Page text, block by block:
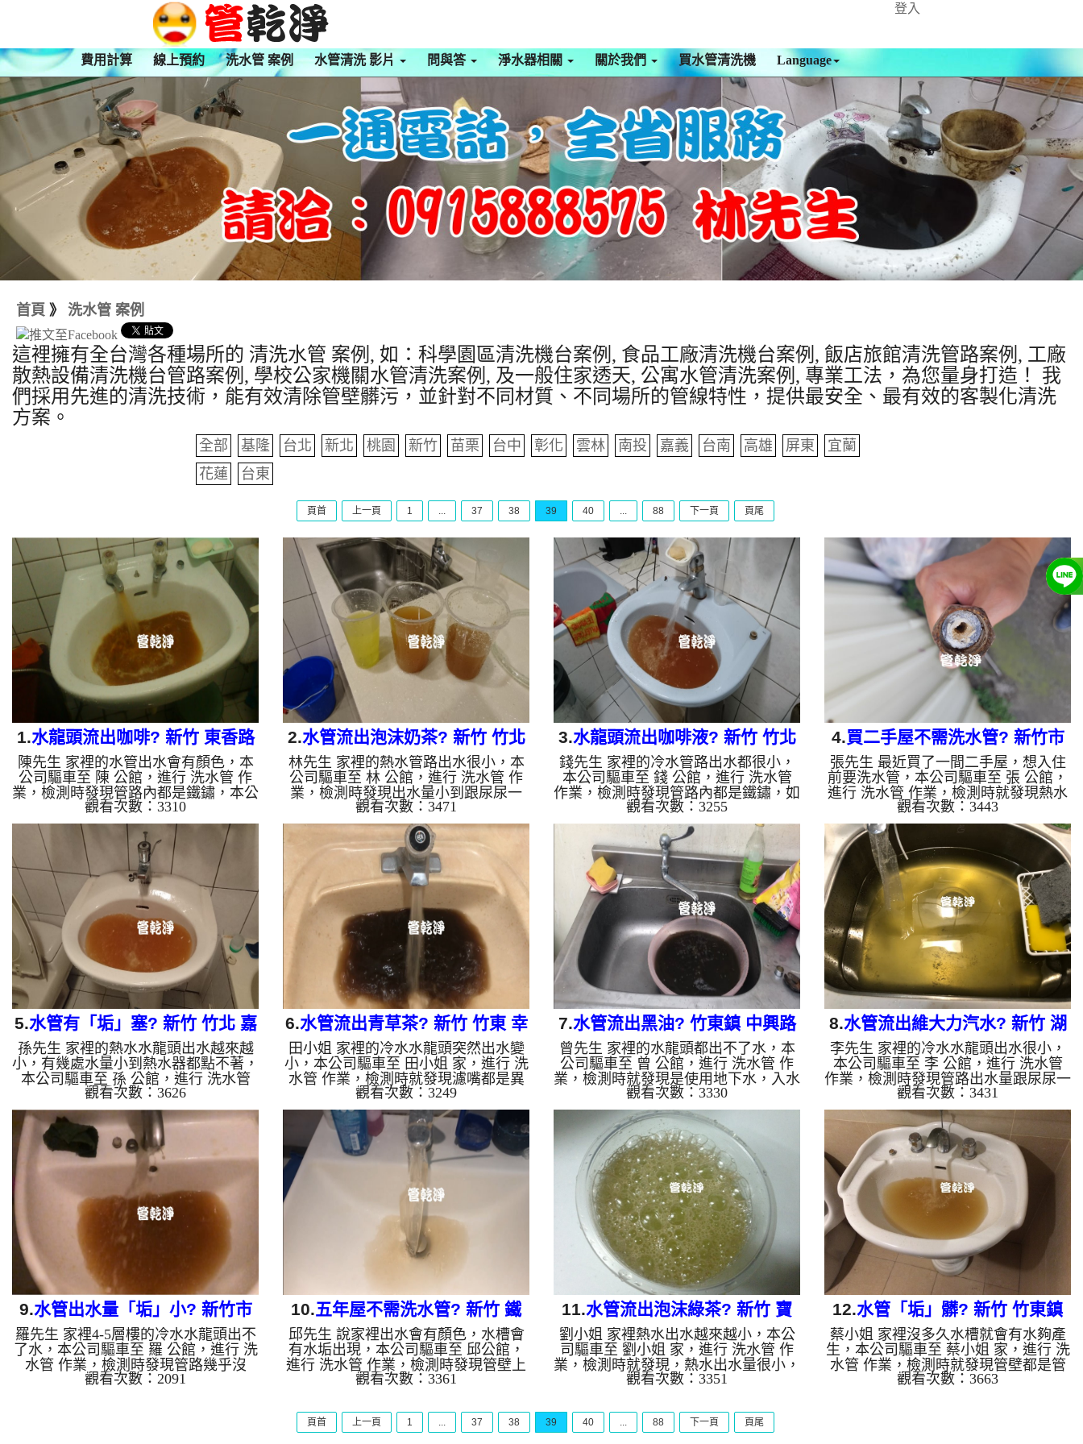
登入
費用計算 線上預約 洗水管 案例 水管清洗 影片 問與答 淨水器相關 關於我們 買水管清洗機 Language
首頁 》 洗水管 案例
這裡擁有全台灣各種場所的 清洗水管 案例, 如：科學園區清洗機台案例, 食品工廠清洗機台案例, 飯店旅館清洗管路案例, 工廠
散熱設備清洗機台管路案例, 學校公家機關水管清洗案例, 及一般住家透天, 公寓水管清洗案例, 專業工法，為您量身打造！ 我
們採用先進的清洗技術，能有效清除管壁髒污，並針對不同材質、不同場所的管線特性，提供最安全、最有效的客製化清洗
方案。
全部 基隆 台北 新北 桃園 新竹 苗栗 台中 彰化 雲林 南投 嘉義 台南 高雄 屏東
宜蘭
花蓮
台東
頁首 上一頁 1 ... 37 38 39 40 ... 88 下一頁 頁尾
1.水龍頭流出咖啡? 新竹 東香路
一段 清洗水管
陳先生 家裡的水管出水會有顏色，本
公司驅車至 陳 公館，進行 洗水管 作
業，檢測時發現管路內都是鐵鏽，本公
司架起 高周波水管清洗機，灌入 檸檬
酸水 至管路裡面，等了約15分，開
啟 水管清洗機 ，啟動 螺旋波 模式，
一開始就洗出黃棕色的髒水，像是咖啡
一樣，還噴出不少的異物，如下圖片影
片，兩個多小時後，水管洗乾淨水量也
恢復了!! 如是自來水，如水管老化，會
產生鐵鏽跟泥沙堆積，洗出來的水就會
是咖啡色，地下水含有氧化錳，管壁上
會結成黑色管垢，洗出來的水會跟石油
一樣黑，有些洗出綠色的水，是因為裡
面有...
觀看次數：3310
2.水管流出泡沫奶茶? 新竹 竹北
大同街 水管清洗
林先生 家裡的熱水管路出水很小，本
公司驅車至 林 公館，進行 洗水管 作
業，檢測時發現出水量小到跟尿尿一
樣，如下圖，本公司架起 高周波水管
清洗機，灌入 檸檬酸水 至管路裡面，
等了約15分，開啟 水管清洗機 ，啟動
螺旋波 模式，一開始就洗出黃色的髒
水，沒多久顏色就變深，看起來跟泡沫
奶茶一樣，如下圖片影片，兩個多小時
後，水變清澈出水量也恢復了!! 如是自
來水，如水管老化，會產生鐵鏽跟泥沙
堆積，洗出來的水就會是咖啡色，地下
水含有氧化錳，管壁上會結成黑色管
垢，洗出來的水會跟石油一樣黑，有些
洗出綠...
觀看次數：3471
3.水龍頭流出咖啡液? 新竹 竹北
新寮街 洗水管
錢先生 家裡的冷水管路出水都很小，
本公司驅車至 錢 公館，進行 洗水管
作業，檢測時發現管路內都是鐵鏽，如
下圖，本公司架起 高周波水管清洗
機，灌入 檸檬酸水 至管路裡面，等了
約15分，開啟 水管清洗機 ，啟動 螺旋
波 模式，一開始就洗出棕色的髒水，
看起來跟咖啡沒兩樣，還噴出不少的異
物，如下圖片影片，兩個多小時後，管
路清洗乾淨出水量也恢復了!! 如是自來
水，如水管老化，會產生鐵鏽跟泥沙堆
積，洗出來的水就會是咖啡色，地下水
含有氧化錳，管壁上會結成黑色管垢，
洗出來的水會跟石油一樣黑，有些洗出
綠色...
觀看次數：3255
4.買二手屋不需洗水管? 新竹市
光復路 清洗水管
張先生 最近買了一間二手屋，想入住
前要洗水管，本公司驅車至 張 公館，
進行 洗水管 作業，檢測時就發現熱水
軟管上都是碳酸鈣，本公司架起 高周
波水管清洗機，灌入 檸檬酸水 至管路
裡面，等了約15分，開啟 水管清洗機
，啟動 螺旋波 模式，一開始洗不出什
麼，沒多久就噴出黃棕色髒水，如下圖
片影片，一個多小時後，管路清洗乾淨
出水量也恢復了!! 如是自來水，如水管
老化，會產生鐵鏽跟泥沙堆積，洗出來
的水就會是咖啡色，地下水含有氧化
錳，管壁上會結成黑色管垢，洗出來的
水會跟石油一樣黑，有些洗出綠色的
水，是...
觀看次數：3443
5.水管有「垢」塞? 新竹 竹北 嘉
興路 水管清洗
孫先生 家裡的熱水水龍頭出水越來越
小，有幾處水量小到熱水器都點不著，
本公司驅車至 孫 公館，進行 洗水管
作業，檢測時發現蓮蓬頭都被堵死，有
些地方出水跟尿尿一樣，本公司架起
高周波水管清洗機，灌入 檸檬酸水 至
管路裡面，等了約15分，開啟 水管清
洗機 ，啟動 脈衝波 模式，一開始就洗
出黃色的髒水，還噴出不少的異物，沒
多久變成了棕色，如下圖片影片，兩個
多小時後，水變清澈出水量也恢復正常
了!! 如是自來水，如水管老化，會產生
鐵鏽跟泥沙堆積，洗出來的水就會是咖
啡色，地下水含有氧化錳，管壁上會結
觀看次數：3626
6.水管流出青草茶? 新竹 竹東 幸
福路 洗水管
田小姐 家裡的冷水水龍頭突然出水變
小，本公司驅車至 田小姐 家，進行 洗
水管 作業，檢測時就發現濾嘴都是異
物，本公司架起 高周波水管清洗機，
灌入 檸檬酸水 至管路裡面，等了約15
分，開啟 水管清洗機 ，啟動 脈衝
波 模式，一開始就洗出淡棕色髒水，
最後變成了黑色青草茶一樣，如下圖片
影片，兩個多小時後，管路清洗乾淨出
水量也恢復正常了!! 如是自來水，如水
管老化，會產生鐵鏽跟泥沙堆積，洗出
來的水就會是咖啡色，地下水含有氧化
錳，管壁上會結成黑色管垢，洗出來的
水會跟石油一樣黑，有些洗出綠色的
水，是因...
觀看次數：3249
7.水管流出黑油? 竹東鎮 中興路
清洗水管
曾先生 家裡的水龍頭都出不了水，本
公司驅車至 曾 公館，進行 洗水管 作
業，檢測時就發現是使用地下水，入水
管路幾乎被堵死，本公司架起 高周波
水管清洗機，灌入 檸檬酸水 至管路裡
面，等了約15分，開啟 水管清洗機 ，
啟動 螺旋波 模式，一開始就洗出黑的
異物，沒多久變成了黑色仙草茶一樣，
顏色越來越深，最後變成黑油一樣的髒
水，如下圖片影片，六個多小時後，出
水量恢復正常了!! 如是自來水，如水管
老化，會產生鐵鏽跟泥沙堆積，洗出來
的水就會是咖啡色，地下水含有氧化
錳，管壁上會結成黑色管垢，洗出來的
水會...
觀看次數：3330
8.水管流出維大力汽水? 新竹 湖
口 蘭州街 水管清洗
李先生 家裡的冷水水龍頭出水很小，
本公司驅車至 李 公館，進行 洗水管
作業，檢測時發現管路出水量跟尿尿一
樣，本公司架起 高周波水管清洗機，
灌入 檸檬酸水 至管路裡面，等了約15
分，開啟 水管清洗機 ，啟動 螺旋
波 模式，一開始就洗出黃色的髒水，
看起來跟維大力汽水一樣，還噴出不少
的異物，如下圖片影片，兩個多小時
後，水變乾淨出水量也恢復了!! 如是自
來水，如水管老化，會產生鐵鏽跟泥沙
堆積，洗出來的水就會是咖啡色，地下
水含有氧化錳，管壁上會結成黑色管
垢，洗出來的水會跟石油一樣黑，有些
洗出綠色的...
觀看次數：3431
9.水管出水量「垢」小? 新竹市
南大路 洗水管
羅先生 家裡4-5層樓的冷水水龍頭出不
了水，本公司驅車至 羅 公館，進行 洗
水管 作業，檢測時發現管路幾乎沒
水，本公司架起 高周波水管清洗機，
觀看次數：2091
10.五年屋不需洗水管? 新竹 鐵
道路一段 清洗水管
邱先生 說家裡出水會有顏色，水槽會
有水垢出現，本公司驅車至 邱公館，
進行 洗水管 作業，檢測時發現管壁上
都是管垢，冷水出水量也偏小，本公司
水 至管路裡面，等了約15分，開啟 水
管清洗機 ，啟動 螺旋波 模式，一開始
觀看次數：3361
11.水管流出泡沫綠茶? 新竹 寶
山 雙林路 水管清洗
劉小姐 家裡熱水出水越來越小，本公
司驅車至 劉小姐 家，進行 洗水管 作
業，檢測時就發現，熱水出水量很小，
小到熱水器都快點不著，本公司架起
管路裡面，等了約15分，開啟 水管清
洗機 ，啟動 螺旋波 模式，一開始就洗
觀看次數：3351
12.水管「垢」髒? 新竹 竹東鎮
新正路 洗水管
蔡小姐 家裡沒多久水槽就會有水夠產
生，本公司驅車至 蔡小姐 家，進行 洗
水管 作業，檢測時就發現管壁都是管
垢，出水量也偏小，本公司架起 高周
觀看次數：3663
頁首 上一頁 1 ... 37 38 39 40 ... 88 下一頁 頁尾